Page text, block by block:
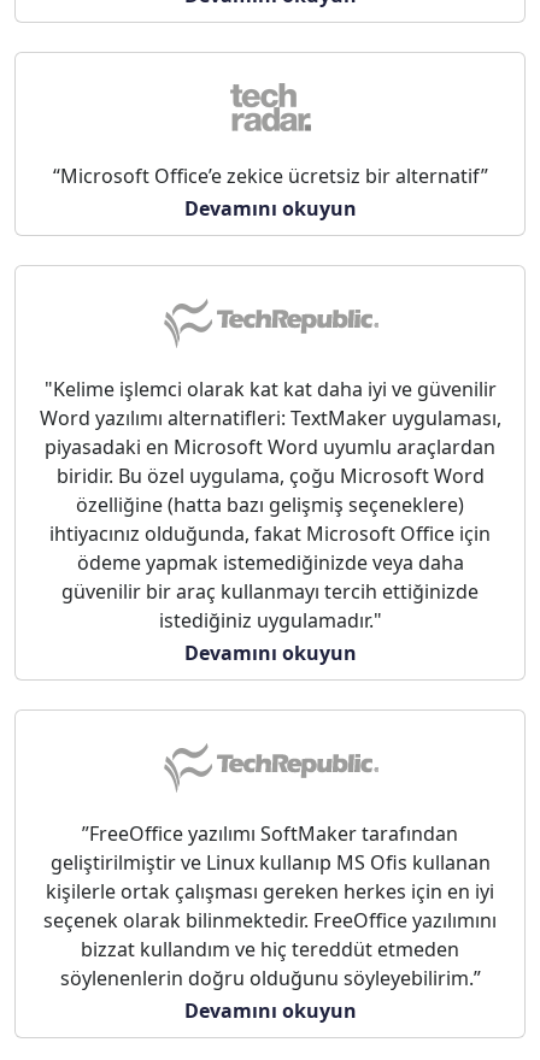
“Microsoft Office’e zekice ücretsiz bir alternatif”
Devamını okuyun
"Kelime işlemci olarak kat kat daha iyi ve güvenilir
Word yazılımı alternatifleri: TextMaker uygulaması,
piyasadaki en Microsoft Word uyumlu araçlardan
biridir. Bu özel uygulama, çoğu Microsoft Word
özelliğine (hatta bazı gelişmiş seçeneklere)
ihtiyacınız olduğunda, fakat Microsoft Office için
ödeme yapmak istemediğinizde veya daha
güvenilir bir araç kullanmayı tercih ettiğinizde
istediğiniz uygulamadır."
Devamını okuyun
”FreeOffice yazılımı SoftMaker tarafından
geliştirilmiştir ve Linux kullanıp MS Ofis kullanan
kişilerle ortak çalışması gereken herkes için en iyi
seçenek olarak bilinmektedir. FreeOffice yazılımını
bizzat kullandım ve hiç tereddüt etmeden
söylenenlerin doğru olduğunu söyleyebilirim.”
Devamını okuyun